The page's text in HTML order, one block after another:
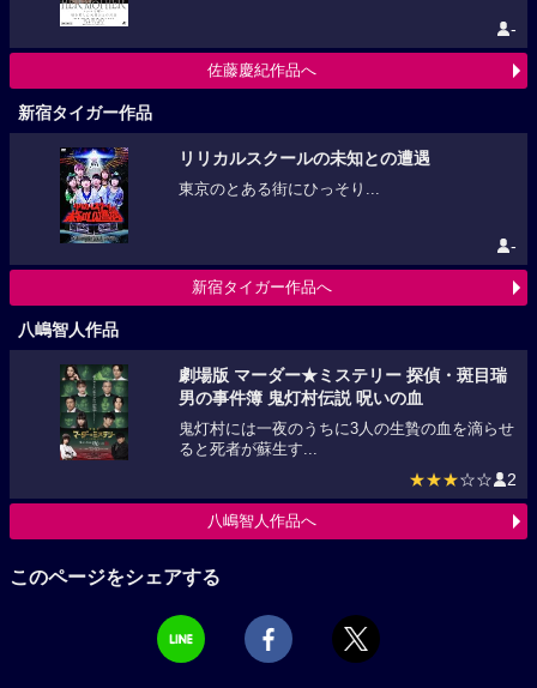
-
佐藤慶紀作品へ
新宿タイガー作品
リリカルスクールの未知との遭遇
東京のとある街にひっそり...
-
新宿タイガー作品へ
八嶋智人作品
劇場版 マーダー★ミステリー 探偵・斑目瑞
男の事件簿 鬼灯村伝説 呪いの血
鬼灯村には一夜のうちに3人の生贄の血を滴らせ
ると死者が蘇生す...
★★★☆☆ 2
八嶋智人作品へ
このページをシェアする